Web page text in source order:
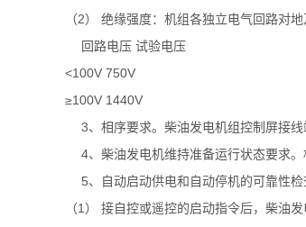
（2） 绝缘强度：机组各独立电气回路对
回路电压 试验电压
<100V 750V
≥100V 1440V
3、相序要求。柴油发电机组控制屏接线
4、柴油发电机维持准备运行状态要求
5、自动启动供电和自动停机的可靠性检
（1） 接自控或遥控的启动指令后，柴油